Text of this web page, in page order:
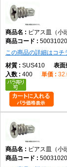
ピアス皿（小
この商品の詳細はコチ
SUS410
400
ピアス皿（小